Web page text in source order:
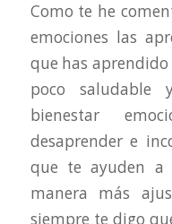
Como te he
emociones las
que has
poco saludable
bienestar
desaprender e
que te ayuden
manera más
siempre te digo